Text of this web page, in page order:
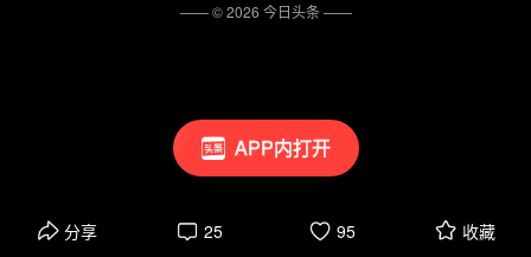
APP内打开
分享 25 95 收藏
—— ©2026 今日头条——